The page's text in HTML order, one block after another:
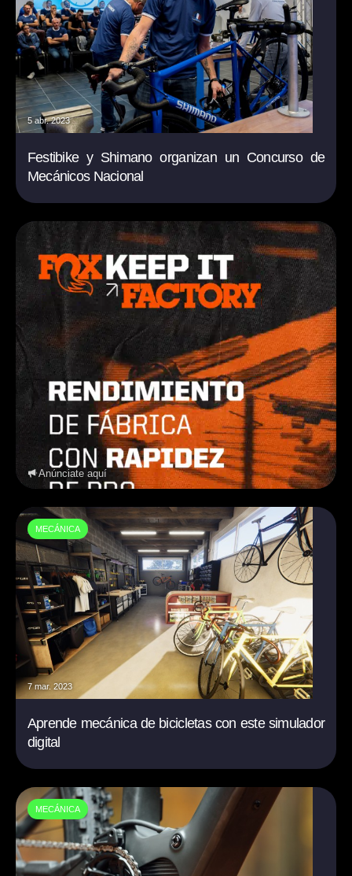
5 abr. 2023
Festibike y Shimano organizan un Concurso de
Mecánicos Nacional
Anúnciate aquí
MECÁNICA
7 mar. 2023
Aprende mecánica de bicicletas con este simulador
digital
MECÁNICA